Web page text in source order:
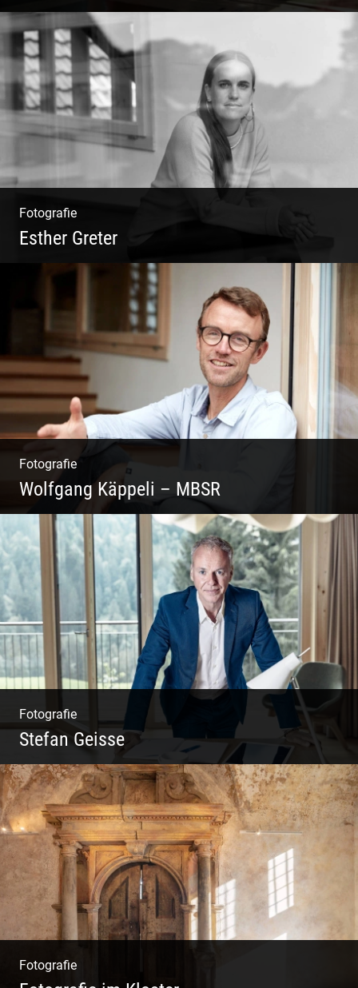
Philosophie | Asana | Yogapraxis
Fotografie
Esther Greter
Coaching, Frauenkreise, Trantric Yoga:
Esther Greter
Fotografie
Wolfgang Käppeli – MBSR
Shooting: Achtsamkeitstrainer
Fotografie
Stefan Geisse
Shooting: Trainer und Coach
Fotografie